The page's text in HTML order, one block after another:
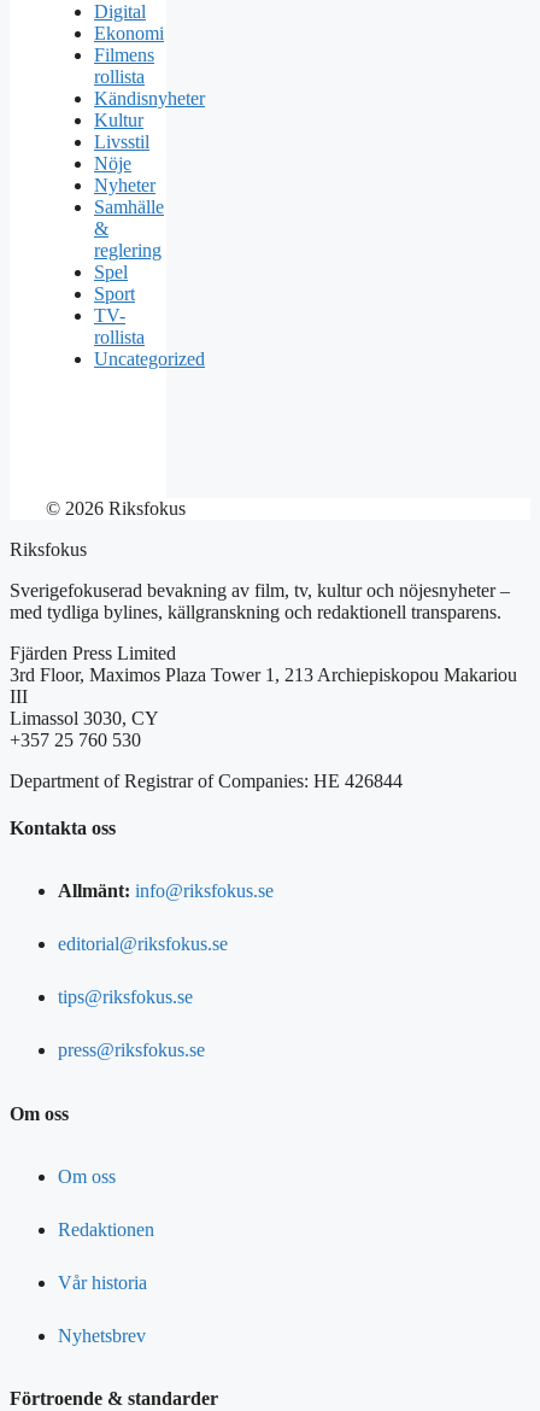
Digital
Ekonomi
Filmens
rollista
Kändisnyheter
Kultur
Livsstil
Nöje
Nyheter
Samhälle
&
reglering
Spel
Sport
TV-
rollista
Uncategorized
© 2026 Riksfokus
Riksfokus
Sverigefokuserad bevakning av film, tv, kultur och nöjesnyheter –
med tydliga bylines, källgranskning och redaktionell transparens.
Fjärden Press Limited
3rd Floor, Maximos Plaza Tower 1, 213 Archiepiskopou Makariou
III
Limassol 3030, CY
+357 25 760 530
Department of Registrar of Companies: HE 426844
Kontakta oss
Allmänt: info@riksfokus.se
editorial@riksfokus.se
tips@riksfokus.se
press@riksfokus.se
Om oss
Om oss
Redaktionen
Vår historia
Nyhetsbrev
Förtroende & standarder